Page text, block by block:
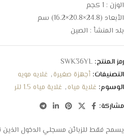
الوزن : 1 كجم
الأبعاد (24.8×20.8×16.2) سم
بلد المنشأ : الصين
رمز المنتج: SWK36YL
التصنيفات: أجهزة صغيرة, غلايه مويه
الوسوم: غلاية مياه, غلاية مياه 1.5 لتر
مشاركة:
يسمح فقط للزبائن مسجلي الدخول الذين